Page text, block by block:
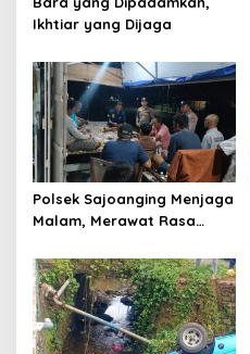
Ikhtiar yang Dijaga
Polsek Sajoanging Menjaga
Malam, Merawat Rasa
Kehangatan Warga